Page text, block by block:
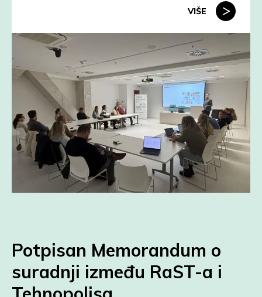
VIŠE
Potpisan Memorandum o
suradnji između RaST-a i